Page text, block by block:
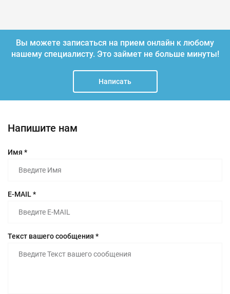
Вы можете записаться на прием онлайн к любому
нашему специалисту. Это займет не больше минуты!
Написать
Напишите нам
Имя *
E-MAIL *
Текст вашего сообщения *